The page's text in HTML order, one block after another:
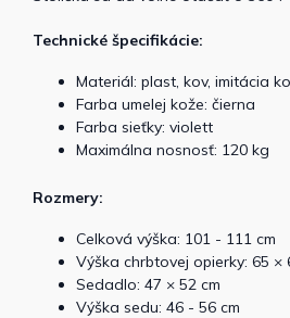
Technické špecifikácie:
Materiál: plast, kov, imitácia
Farba umelej kože: čierna
Farba sieťky: violett
Maximálna nosnosť: 120 kg
Rozmery:
Celková výška: 101 - 111 cm
Výška chrbtovej opierky: 65 ×
Sedadlo: 47 × 52 cm
Výška sedu: 46 - 56 cm